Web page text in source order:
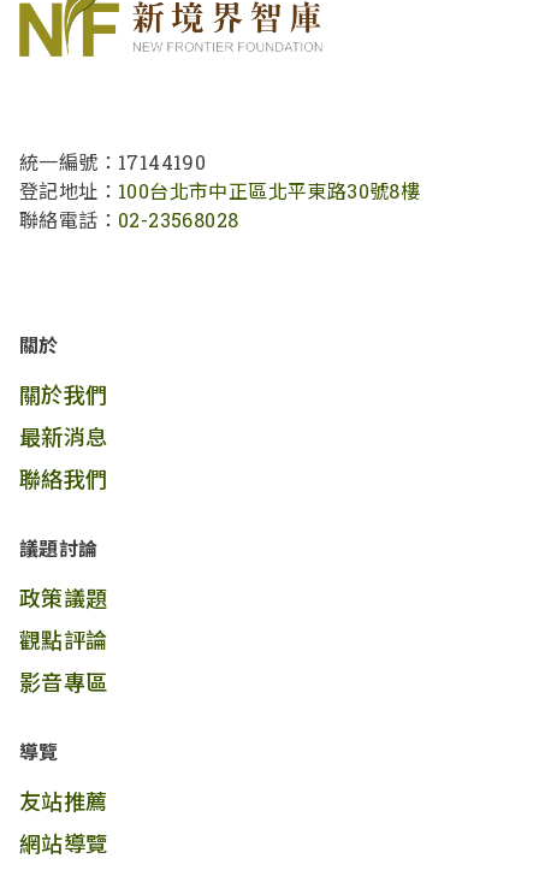
統一編號：17144190
登記地址： 100台北市中正區北平東路30號8樓
聯絡電話： 02-23568028
關於
關於我們
最新消息
聯絡我們
議題討論
政策議題
觀點評論
影音專區
導覽
友站推薦
網站導覽